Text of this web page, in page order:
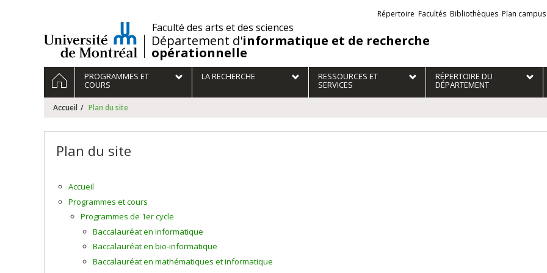
/Faculté des arts et des sciences
Département d'informatique et de recherche
opérationnelle
Liens
externes
Répertoire Facultés Bibliothèques Plan campus
Navigation
principale
ACCUEILPROGRAMMES ET
COURS
LA RECHERCHE RESSOURCES ET
SERVICES
RÉPERTOIRE DU
DÉPARTEMENT
Accueil Plan du site
Plan du site
Accueil
Programmes et cours
Programmes de 1er cycle
Baccalauréat en informatique
Baccalauréat en bio-informatique
Baccalauréat en mathématiques et informatique